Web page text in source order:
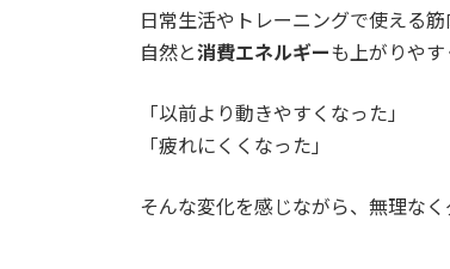
日常生活やトレーニングで使える筋
自然と消費エネルギーも上がりやす
「以前より動きやすくなった」
「疲れにくくなった」
そんな変化を感じながら、無理な